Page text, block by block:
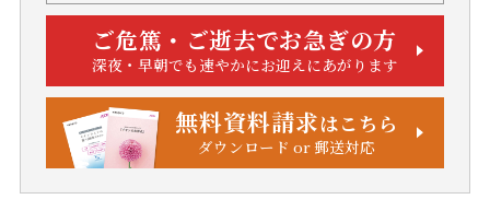
ご危篤・ご逝去でお急ぎの方
深夜・早朝でも速やかにお迎えにあがります
無料資料請求はこちら
ダウンロード or 郵送対応